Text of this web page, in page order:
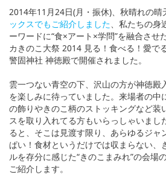
2014年11月24日(月・振休)、秋晴れの晴
ックスでもご紹介しました 、私たちの
ーワードに“食×アート×学問”を融合させ
カきのこ大祭 2014 見る！食べる！愛で
警固神社 神徳殿で開催されました。
雲一つない青空の下、沢山の方が神徳殿
を楽しみに待っていました。来場者の中
の飾りやきのこ柄のストッキングなど装
スを取り入れてる方もいらっしゃいまし
ると、そこは見渡す限り、あらゆるジャ
ぱい！食材というだけでは収まらない、
ルを存分に感じた“きのこまみれ”の会場
ご紹介します。